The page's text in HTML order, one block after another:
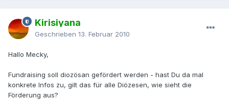
Kirisiyana
Geschrieben 13. Februar 2010
Hallo Mecky,
Fundraising soll diozösan gefördert werden - hast Du da mal
konkrete Infos zu, gilt das für alle Diözesen, wie sieht die
Förderung aus?